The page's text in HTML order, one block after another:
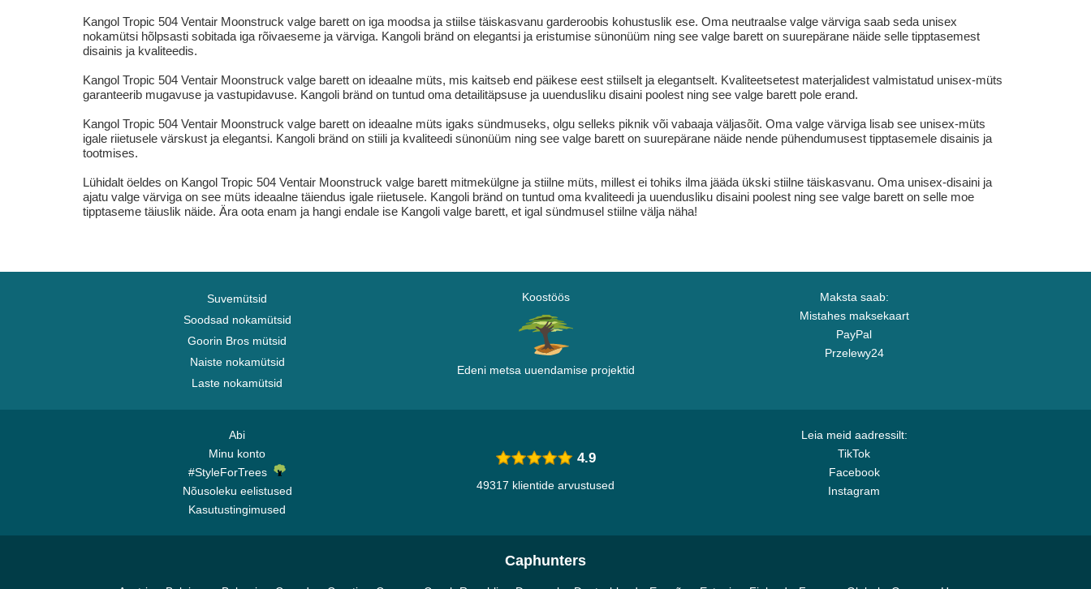
Kangol Tropic 504 Ventair Moonstruck valge barett on iga moodsa ja stiilse täiskasvanu garderoobis kohustuslik ese. Oma neutraalse valge värviga saab seda unisex
nokamütsi hõlpsasti sobitada iga rõivaeseme ja värviga. Kangoli bränd on elegantsi ja eristumise sünonüüm ning see valge barett on suurepärane näide selle tipptasemest
disainis ja kvaliteedis.
Kangol Tropic 504 Ventair Moonstruck valge barett on ideaalne müts, mis kaitseb end päikese eest stiilselt ja elegantselt. Kvaliteetsetest materjalidest valmistatud unisex-müts
garanteerib mugavuse ja vastupidavuse. Kangoli bränd on tuntud oma detailitäpsuse ja uuendusliku disaini poolest ning see valge barett pole erand.
Kangol Tropic 504 Ventair Moonstruck valge barett on ideaalne müts igaks sündmuseks, olgu selleks piknik või vabaaja väljasõit. Oma valge värviga lisab see unisex-müts
igale riietusele värskust ja elegantsi. Kangoli bränd on stiili ja kvaliteedi sünonüüm ning see valge barett on suurepärane näide nende pühendumusest tipptasemele disainis ja
tootmises.
Lühidalt öeldes on Kangol Tropic 504 Ventair Moonstruck valge barett mitmekülgne ja stiilne müts, millest ei tohiks ilma jääda ükski stiilne täiskasvanu. Oma unisex-disaini ja
ajatu valge värviga on see müts ideaalne täiendus igale riietusele. Kangoli bränd on tuntud oma kvaliteedi ja uuendusliku disaini poolest ning see valge barett on selle moe
tipptaseme täiuslik näide. Ära oota enam ja hangi endale ise Kangoli valge barett, et igal sündmusel stiilne välja näha!
Suvemütsid
Soodsad nokamütsid
Goorin Bros mütsid
Naiste nokamütsid
Laste nokamütsid
Koostöös
Edeni metsa uuendamise projektid
Maksta saab:
Mistahes maksekaart
PayPal
Przelewy24
Abi
Minu konto
#StyleForTrees
Nõusoleku eelistused
Kasutustingimused
Leia meid aadressilt:
TikTok
Facebook
Instagram
4.9
49317 klientide arvustused
Caphunters